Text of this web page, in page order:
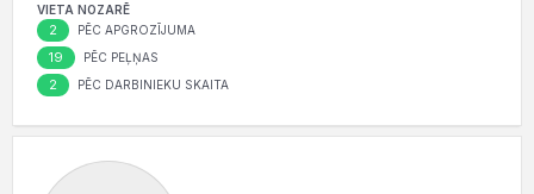
VIETA NOZARĒ
2 PĒC APGROZĪJUMA
19 PĒC PEĻŅAS
2 PĒC DARBINIEKU SKAITA